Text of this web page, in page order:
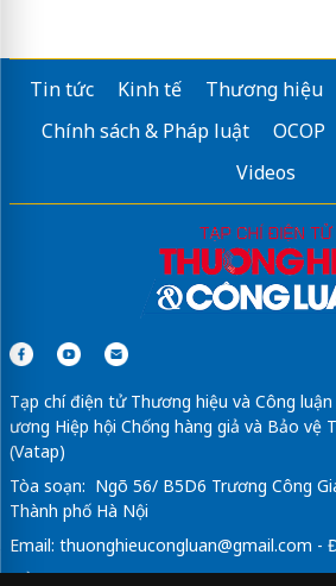
Tin tức Kinh tế Thương hiệu
Chính sách & Pháp luật
OCOP
Videos
Tạp chí điện tử Thương hiệu và Công
ương Hiệp hội Chống hàng giả và Bảo vệ
(Vatap)
Tòa soạn: Ngõ 56/ B5D6 Trương Công
Thành phố Hà Nội
Email: thuonghieucongluan@gmail.com -
Tổng Biên Tập: Vũ Đức Thuận